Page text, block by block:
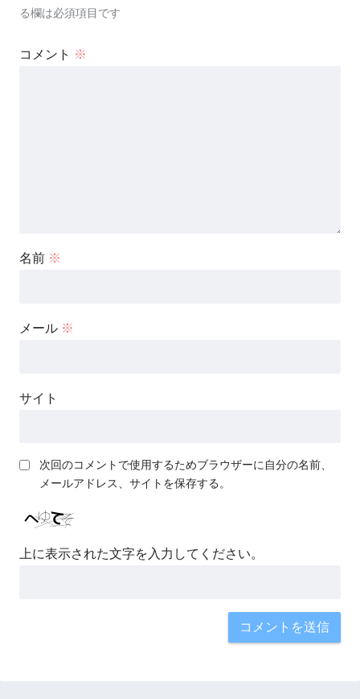
る欄は必須項目です
コメント ※
名前 ※
メール ※
サイト
次回のコメントで使用するためブラウザーに自分の名前、
メールアドレス、サイトを保存する。
上に表示された文字を入力してください。